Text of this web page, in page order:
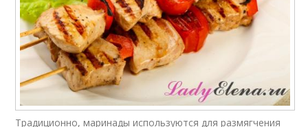
Традиционно, маринады используются для размягчения